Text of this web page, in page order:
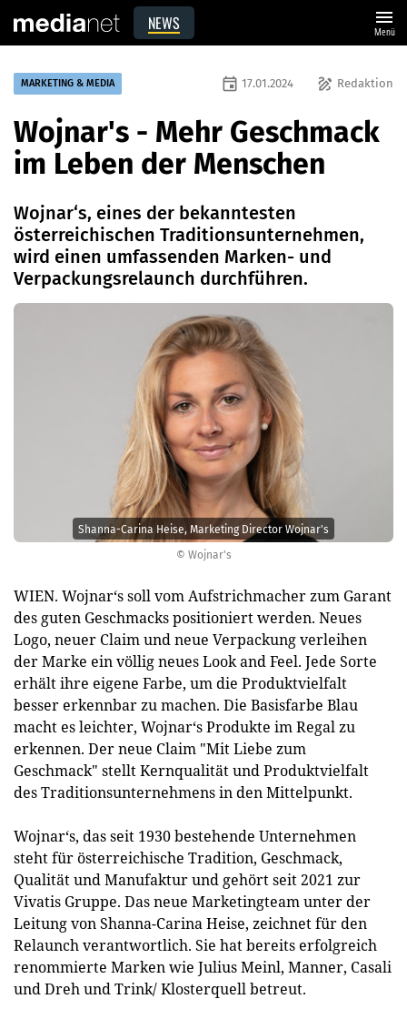
NEWS menu
Menü
© Wojnar's
Shanna-Carina Heise, Marketing Director Wojnar's
MARKETING & MEDIA draw Redaktion
event 17.01.2024
Wojnar's - Mehr Geschmack
im Leben der Menschen
Wojnar‘s, eines der bekanntesten
österreichischen Traditionsunternehmen,
wird einen umfassenden Marken- und
Verpackungsrelaunch durchführen.
WIEN. Wojnar‘s soll vom Aufstrichmacher zum Garant
des guten Geschmacks positioniert werden. Neues
Logo, neuer Claim und neue Verpackung verleihen
der Marke ein völlig neues Look and Feel. Jede Sorte
erhält ihre eigene Farbe, um die Produktvielfalt
besser erkennbar zu machen. Die Basisfarbe Blau
macht es leichter, Wojnar‘s Produkte im Regal zu
erkennen. Der neue Claim "Mit Liebe zum
Geschmack" stellt Kernqualität und Produktvielfalt
des Traditionsunternehmens in den Mittelpunkt.
Wojnar‘s, das seit 1930 bestehende Unternehmen
steht für österreichische Tradition, Geschmack,
Qualität und Manufaktur und gehört seit 2021 zur
Vivatis Gruppe. Das neue Marketingteam unter der
Leitung von Shanna-Carina Heise, zeichnet für den
Relaunch verantwortlich. Sie hat bereits erfolgreich
renommierte Marken wie Julius Meinl, Manner, Casali
und Dreh und Trink/ Klosterquell betreut.